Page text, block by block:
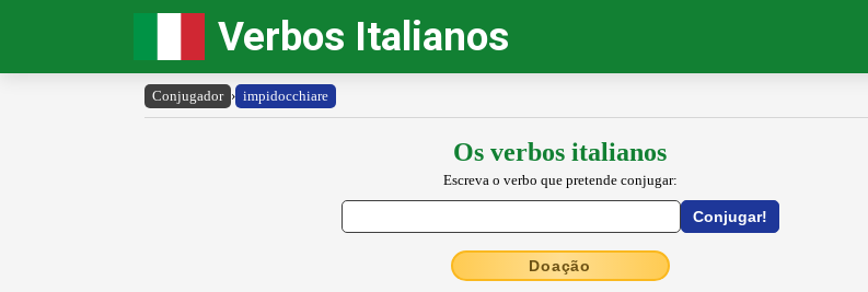
Verbos Italianos
Conjugador › impidocchiare
Os verbos italianos
Escreva o verbo que pretende conjugar:
Doação